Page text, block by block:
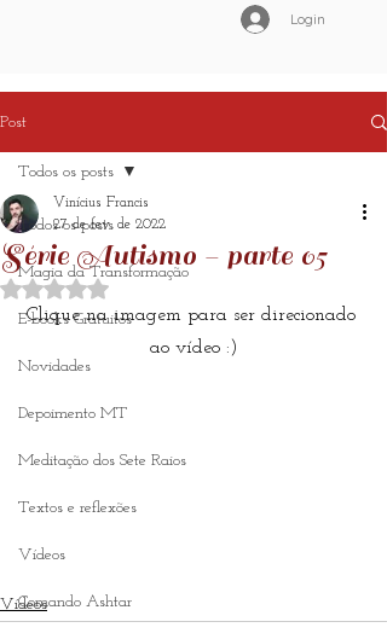
Login
Post
Todos os posts
Magia da Transformação
E-books Gratuitos
Novidades
Depoimento MT
Meditação dos Sete Raios
Textos e reflexões
Vídeos
Comando Ashtar
Todos os posts
Série Autismo - parte 05
Vinícius Francis
27 de fev. de 2022
Avaliado com NaN de 5 estrelas.
Clique na imagem para ser direcionado
ao vídeo :)
Vídeos